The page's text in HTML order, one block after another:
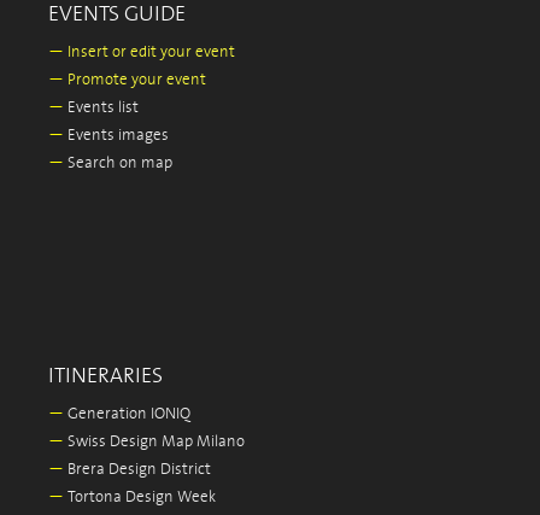
EVENTS GUIDE
— Insert or edit your event
— Promote your event
— Events list
— Events images
— Search on map
ITINERARIES
— Generation IONIQ
— Swiss Design Map Milano
— Brera Design District
— Tortona Design Week